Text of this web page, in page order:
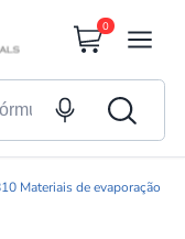
0
Materiais de evaporação